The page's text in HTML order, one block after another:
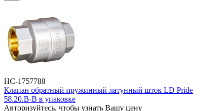
НС-1757788
Клапан обратный пружинный латунный шток LD Pride
58.20.В-В в упаковке
Авторизуйтесь, чтобы узнать Вашу цену